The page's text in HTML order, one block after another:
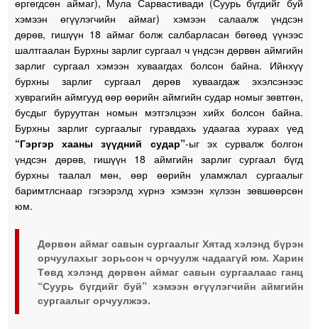
хэмээн өгүүлэгчийн аймаг) хэмээн салаалж үндсэн
дөрөв, гишүүн 18 аймаг болж салбарласан бөгөөд үүнээс
шалтгаалан Бурхны зарлиг сургаал ч үндсэн дөрвөн аймгийн
зарлиг сургаал хэмээн хуваагдах болсон байна. Ийнхүү
бурхны зарлиг сургаал дөрөв хуваагдаж эхэлсэнээс
хуврагийн аймгууд өөр өөрийн аймгийн судар номыг зөвтгөн,
бусдыг буруутган номын мэтгэлцээн хийх болсон байна.
Бурхны зарлиг сургаалыг гуравдахь удаагаа хураах үед
“Гэргэр хааны зүүдний судар”-ыг эх сурвалж болгон
үндсэн дөрөв, гишүүн 18 аймгийн зарлиг сургаал бүгд
бурхны таалал мөн, өөр өөрийн уламжлал сургаалыг
баримтлснаар гэгээрэлд хүрнэ хэмээн хүлээн зөвшөөрсөн
юм.
Дөрвөн аймаг савын сургаалыг Хятад хэлэнд бүрэн
орчуулахыг зорьсон ч орчуулж чадаагүй юм. Харин
Төвд хэлэнд дөрвөн аймаг савын сургаалаас ганц
“Суурь бүгдийг буй” хэмээн өгүүлэгчийн аймгийн
сургаалыг орчуулжээ.